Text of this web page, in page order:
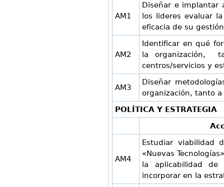
AM1
Diseñar e implantar
los lideres evaluar
eficacia de su
AM2
Identificar en qué
la organización,
centros/servicios y
AM3
Diseñar
organización, tanto
POLÍTICA Y ESTRATEGIA
AM4
Estudiar viabilidad
«Nuevas
la aplicabilidad
incorporar en la